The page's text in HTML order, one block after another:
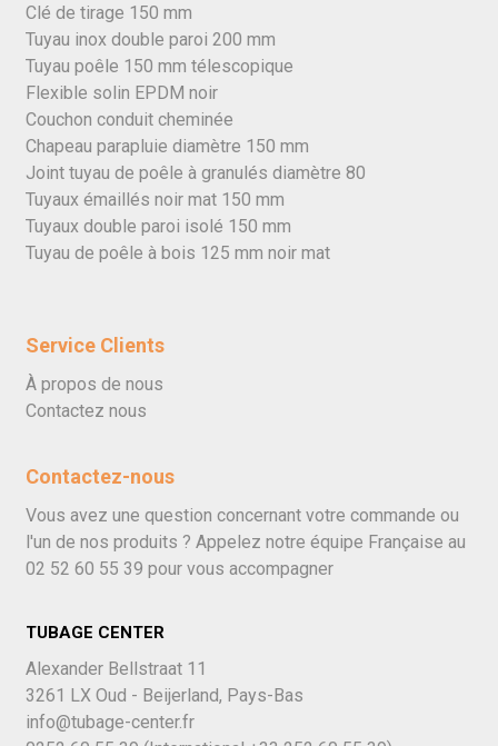
Clé de tirage 150 mm
Tuyau inox double paroi 200 mm
Tuyau poêle 150 mm télescopique
Flexible solin EPDM noir
Couchon conduit cheminée
Chapeau parapluie diamètre 150 mm
Joint tuyau de poêle à granulés diamètre 80
Tuyaux émaillés noir mat 150 mm
Tuyaux double paroi isolé 150 mm
Tuyau de poêle à bois 125 mm noir mat
Service Clients
À propos de nous
Contactez nous
Contactez-nous
Vous avez une question concernant votre commande ou
l'un de nos produits ? Appelez notre équipe Française au
02 52 60 55 39 pour vous accompagner
TUBAGE CENTER
Alexander Bellstraat 11
3261 LX Oud - Beijerland, Pays-Bas
info@tubage-center.fr